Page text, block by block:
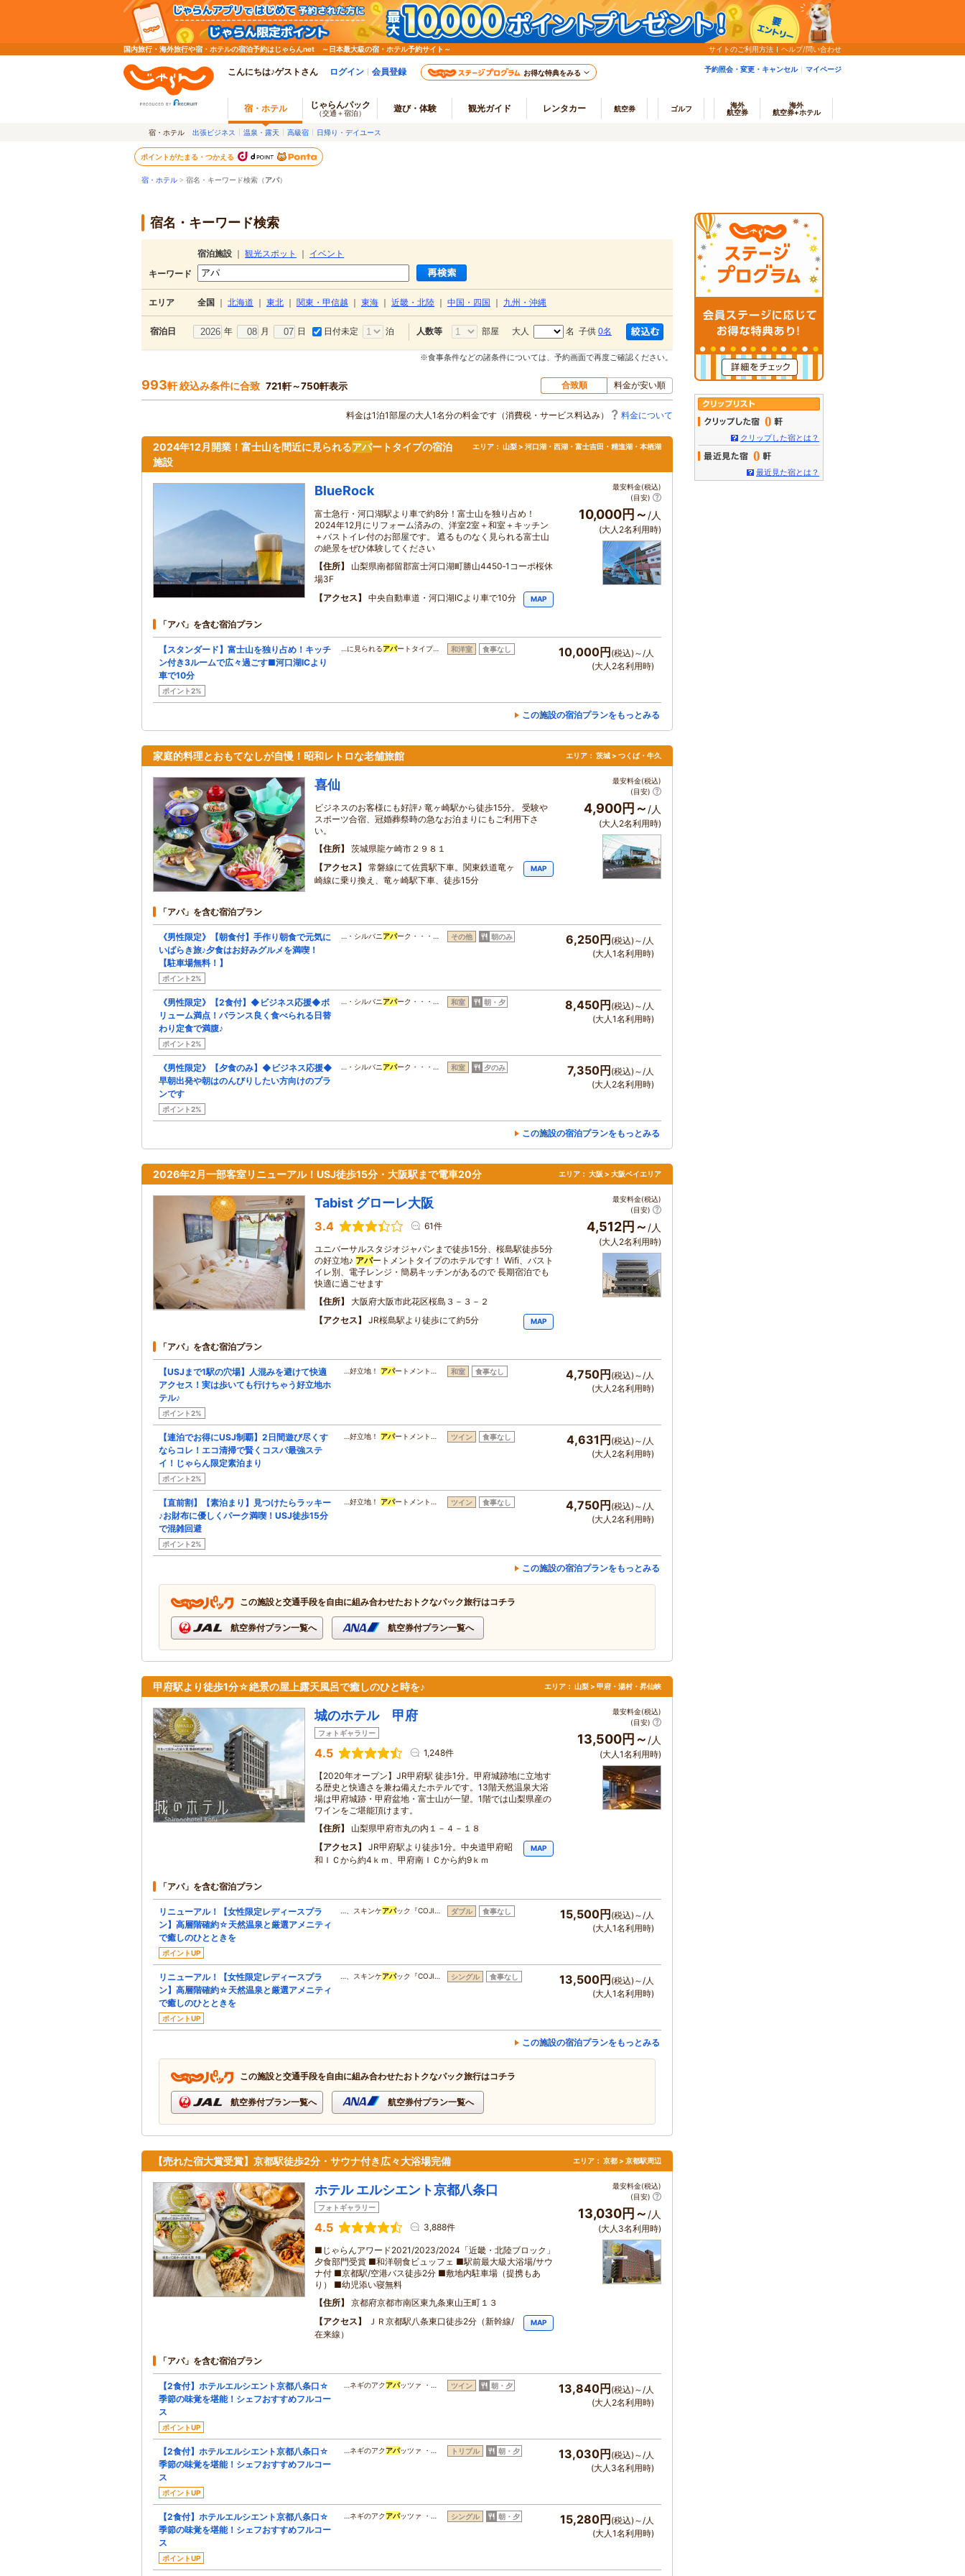
国内旅行・海外旅行や宿・ホテルの宿泊予約はじゃらんnet ～日本最大級の宿・ホテル予約サイト～ サイトのご利用方法 ヘルプ/問い合わせ
こんにちは♪ゲストさん ログイン 会員登録 お得な特典をみる 予約照会・変更・キャンセル マイページ
宿・ホテル じゃらんパック
（交通＋宿泊） 遊び・体験 観光ガイド レンタカー 航空券 ゴルフ
海外
航空券
海外
航空券+ホテル
宿・ホテル 出張ビジネス 温泉・露天 高級宿 日帰り・デイユース
ポイントがたまる・つかえる
宿・ホテル > 宿名・キーワード検索（アパ）
宿名・キーワード検索
宿泊施設 観光スポット
イベント
キーワード
エリア 全国 北海道 東北 関東・甲信越 東海 近畿・北陸 中国・四国 九州・沖縄
宿泊日 年 月 日 日付未定 泊 人数等 部屋 大人 名 子供 0名
※食事条件などの諸条件については、予約画面で再度ご確認ください。
993軒 絞込み条件に合致 721軒～750軒表示 合致順 料金が安い順
料金は1泊1部屋の大人1名分の料金です（消費税・サービス料込み） 料金について
2024年12月開業！富士山を間近に見られるアパートタイプの宿泊
施設
エリア： 山梨 > 河口湖・西湖・富士吉田・精進湖・本栖湖
BlueRock
富士急行・河口湖駅より車で約8分！富士山を独り占め！
2024年12月にリフォーム済みの、洋室2室＋和室＋キッチン
＋バストイレ付のお部屋です。 遮るものなく見られる富士山
の絶景をぜひ体験してください
住所
山梨県南都留郡富士河口湖町勝山4450‐1コーポ桜休
場3F
アクセス
中央自動車道・河口湖ICより車で10分 MAP
最安料金(税込)
(目安)
10,000円～ /人
(大人2名利用時)
「アパ」を含む宿泊プラン
【スタンダード】富士山を独り占め！キッチ
ン付き3ルームで広々過ごす■河口湖ICより
車で10分
ポイント2%
…に見られるアパートタイプ… 和洋室 食事なし 10,000円 (税込)～/人
(大人2名利用時)
この施設の宿泊プランをもっとみる
家庭的料理とおもてなしが自慢！昭和レトロな老舗旅館 エリア： 茨城 > つくば・牛久
喜仙
ビジネスのお客様にも好評♪ 竜ヶ崎駅から徒歩15分。 受験や
スポーツ合宿、冠婚葬祭時の急なお泊まりにもご利用下さ
い。
住所
茨城県龍ケ崎市２９８１
アクセス
常磐線にて佐貫駅下車。関東鉄道竜ヶ
崎線に乗り換え、竜ヶ崎駅下車、徒歩15分
MAP
最安料金(税込)
(目安)
4,900円～ /人
(大人2名利用時)
「アパ」を含む宿泊プラン
《男性限定》【朝食付】手作り朝食で元気に
いばらき旅♪夕食はお好みグルメを満喫！
【駐車場無料！】
ポイント2%
…・シルバニ アパーク・・・… その他 朝のみ 6,250円 (税込)～/人
(大人1名利用時)
《男性限定》【2食付】◆ビジネス応援◆ボ
リューム満点！バランス良く食べられる日替
わり定食で満腹♪
ポイント2%
…・シルバニ アパーク・・・… 和室 朝・夕 8,450円 (税込)～/人
(大人1名利用時)
《男性限定》【夕食のみ】◆ビジネス応援◆
早朝出発や朝はのんびりしたい方向けのプラ
ンです
ポイント2%
…・シルバニ アパーク・・・… 和室 夕のみ 7,350円 (税込)～/人
(大人2名利用時)
この施設の宿泊プランをもっとみる
2026年2月一部客室リニューアル！USJ徒歩15分・大阪駅まで電車20分 エリア： 大阪 > 大阪ベイエリア
Tabist グローレ大阪
3.4 61件
ユニバーサルスタジオジャパンまで徒歩15分、桜島駅徒歩5分
の好立地♪ アパートメントタイプのホテルです！ Wifi、バスト
イレ別、電子レンジ・簡易キッチンがあるので 長期宿泊でも
快適に過ごせます
住所
大阪府大阪市此花区桜島３－３－２
アクセス
JR桜島駅より徒歩にて約5分 MAP
最安料金(税込)
(目安)
4,512円～ /人
(大人2名利用時)
「アパ」を含む宿泊プラン
【USJまで1駅の穴場】人混みを避けて快適
アクセス！実は歩いても行けちゃう好立地ホ
テル♪
ポイント2%
…好立地！ アパートメント… 和室 食事なし 4,750円 (税込)～/人
(大人2名利用時)
【連泊でお得にUSJ制覇】2日間遊び尽くす
ならコレ！エコ清掃で賢くコスパ最強ステ
イ！じゃらん限定素泊まり
ポイント2%
…好立地！ アパートメント… ツイン 食事なし 4,631円 (税込)～/人
(大人2名利用時)
【直前割】【素泊まり】見つけたらラッキー
♪お財布に優しくパーク満喫！USJ徒歩15分
で混雑回避
ポイント2%
…好立地！ アパートメント… ツイン 食事なし 4,750円 (税込)～/人
(大人2名利用時)
この施設の宿泊プランをもっとみる
この施設と交通手段を自由に組み合わせたおトクなパック旅行はコチラ
航空券付プラン一覧へ 航空券付プラン一覧へ
甲府駅より徒歩1分☆絶景の屋上露天風呂で癒しのひと時を♪ エリア： 山梨 > 甲府・湯村・昇仙峡
城のホテル 甲府
フォトギャラリー
4.5 1,248件
【2020年オープン】JR甲府駅 徒歩1分。甲府城跡地に立地す
る歴史と快適さを兼ね備えたホテルです。13階天然温泉大浴
場は甲府城跡・甲府盆地・富士山が一望。1階では山梨県産の
ワインをご堪能頂けます。
住所
山梨県甲府市丸の内１－４－１８
アクセス
JR甲府駅より徒歩1分。中央道甲府昭
和ＩＣから約4ｋｍ、甲府南ＩＣから約9ｋｍ
MAP
最安料金(税込)
(目安)
13,500円～ /人
(大人1名利用時)
「アパ」を含む宿泊プラン
リニューアル！【女性限定レディースプラ
ン】高層階確約☆天然温泉と厳選アメニティ
で癒しのひとときを
ポイントUP
…、スキンケアパック『COJI… ダブル 食事なし 15,500円 (税込)～/人
(大人1名利用時)
リニューアル！【女性限定レディースプラ
ン】高層階確約☆天然温泉と厳選アメニティ
で癒しのひとときを
ポイントUP
…、スキンケアパック『COJI… シングル 食事なし 13,500円 (税込)～/人
(大人1名利用時)
この施設の宿泊プランをもっとみる
この施設と交通手段を自由に組み合わせたおトクなパック旅行はコチラ
航空券付プラン一覧へ 航空券付プラン一覧へ
【売れた宿大賞受賞】京都駅徒歩2分・サウナ付き広々大浴場完備 エリア： 京都 > 京都駅周辺
ホテル エルシエント京都八条口
フォトギャラリー
4.5 3,888件
■じゃらんアワード2021/2023/2024「近畿・北陸ブロック」
夕食部門受賞 ■和洋朝食ビュッフェ ■駅前最大級大浴場/サウ
ナ付 ■京都駅/空港バス徒歩2分 ■敷地内駐車場（提携もあ
り） ■幼児添い寝無料
住所
京都府京都市南区東九条東山王町１３
アクセス
ＪＲ京都駅八条東口徒歩2分（新幹線/
在来線）
MAP
最安料金(税込)
(目安)
13,030円～ /人
(大人3名利用時)
「アパ」を含む宿泊プラン
【2食付】ホテルエルシエント京都八条口☆
季節の味覚を堪能！シェフおすすめフルコー
ス
ポイントUP
…ネギのアクアパッツァ ・… ツイン 朝・夕 13,840円(税込)～/人
(大人2名利用時)
【2食付】ホテルエルシエント京都八条口☆
季節の味覚を堪能！シェフおすすめフルコー
ス
ポイントUP
…ネギのアクアパッツァ ・… トリプル 朝・夕 13,030円(税込)～/人
(大人3名利用時)
【2食付】ホテルエルシエント京都八条口☆
季節の味覚を堪能！シェフおすすめフルコー
ス
ポイントUP
…ネギのアクアパッツァ ・… シングル 朝・夕 15,280円(税込)～/人
(大人1名利用時)
0
クリップした宿とは？
0
最近見た宿とは？